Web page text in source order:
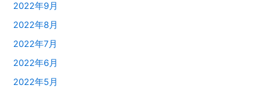
2022年9月
2022年8月
2022年7月
2022年6月
2022年5月